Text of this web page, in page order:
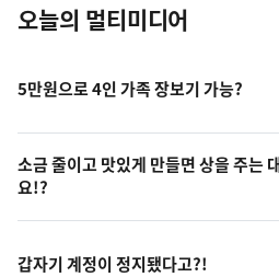
오늘의 멀티미디어
5만원으로 4인 가족 장보기 가능?
소금 줄이고 맛있게 만들면 상을 주는
요!?
갑자기 계정이 정지됐다고?!